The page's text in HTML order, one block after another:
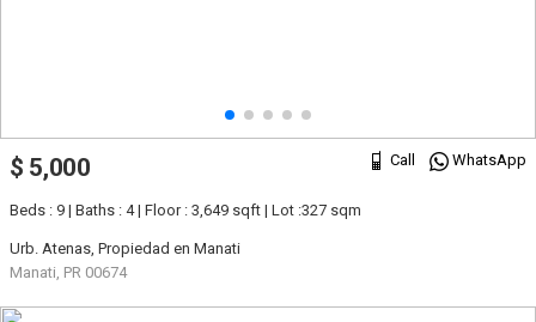
Call WhatsApp
$ 5,000
Beds : 9 | Baths : 4 | Floor : 3,649 sqft | Lot :327 sqm
Urb. Atenas, Propiedad en Manati
Manati, PR 00674